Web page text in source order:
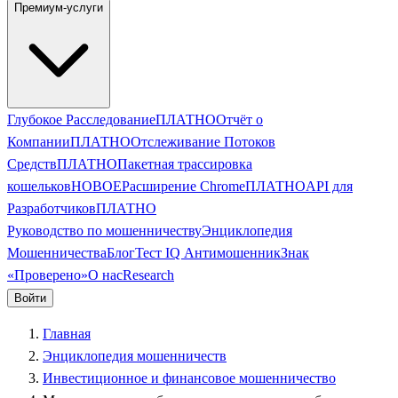
Премиум-услуги
Глубокое РасследованиеПЛАТНООтчёт о
КомпанииПЛАТНООтслеживание Потоков
СредствПЛАТНОПакетная трассировка
кошельковНОВОЕРасширение ChromeПЛАТНОAPI для
РазработчиковПЛАТНО
Руководство по мошенничествуЭнциклопедия
МошенничестваБлогТест IQ АнтимошенникЗнак
«Проверено»О насResearch
Войти
Главная
Энциклопедия мошенничеств
Инвестиционное и финансовое мошенничество